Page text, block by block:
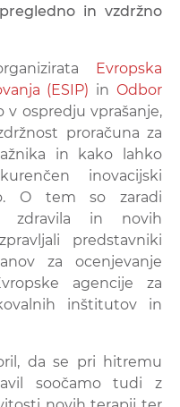
in vzdržno
Evropska
(ESIP) inOdbor
v ospredju vprašanje,
proračuna za
in kako lahko
inovacijski
O tem so zaradi
zdravila in novih
predstavniki
za ocenjevanje
agencije za
inštitutov in
da se pri hitremu
soočamo tudi z